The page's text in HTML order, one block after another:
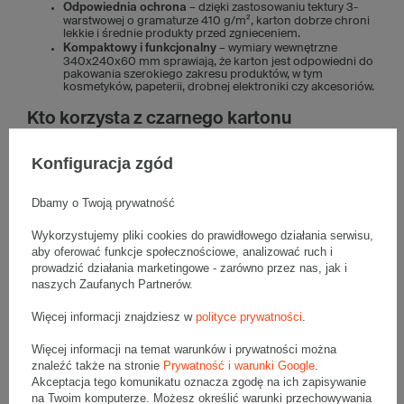
Odpowiednia ochrona – dzięki zastosowaniu tektury 3-
warstwowej o gramaturze 410 g/m², karton dobrze chroni
lekkie i średnie produkty przed zgnieceniem.
Kompaktowy i funkcjonalny – wymiary wewnętrzne
340x240x60 mm sprawiają, że karton jest odpowiedni do
pakowania szerokiego zakresu produktów, w tym
kosmetyków, papeterii, drobnej elektroniki czy akcesoriów.
Kto korzysta z czarnego kartonu
Czarny karton 430x240x60 mm wybierają najczęściej:
marki premium,
firmy pakujące prezenty,
producenci kosmetyków i biżuterii,
agencje reklamowe i PR,
sklepy internetowe z dodatkami modowymi,
firmy tworzące zestawy prezentowe i influencer boxy,
lokalni twórcy produktów handmade.
Co można wysłać w czarnym kartonie
fasonowym 340x240x60 mm?
Karton fasonowy 340x240x60 mm nadaje się do wysyłki m.in.:
Konfiguracja zgód
Dbamy o Twoją prywatność
Wykorzystujemy pliki cookies do prawidłowego działania serwisu,
aby oferować funkcje społecznościowe, analizować ruch i
prowadzić działania marketingowe - zarówno przez nas, jak i
naszych Zaufanych Partnerów.
Więcej informacji znajdziesz w polityce prywatności
Więcej informacji na temat warunków i prywatności można
znaleźć także na stronie Prywatność i warunki Google
Akceptacja tego komunikatu oznacza zgodę na ich zapisywanie
na Twoim komputerze. Możesz określić warunki przechowywania